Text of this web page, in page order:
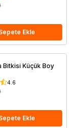
Ekle
Bitkisi Küçük Boy
4.6
Ekle